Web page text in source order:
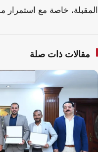
المقبلة، خاصة مع استمرار مونديال 2026 دون
مقالات ذات صلة